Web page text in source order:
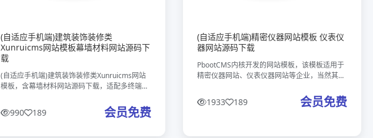
(自适应手机端)建筑装饰装修类
Xunruicms网站模板幕墙材料网站源码下
载
(自适应手机端)建筑装饰装修类Xunruicms网站
模板，含幕墙材料网站源码下载，适配多终端浏
业展示产品与服务，快速搭建覆盖PC与移动端的
专业线上平台。
990 189 会员免费
(自适应手机端)精密仪器网站模板 仪表仪
器网站源码下载
PbootCMS内核开发的网站模板，该模板适用于
精密仪器网站、仪表仪器网站等企业，当然其他
的即可；自适应手机端，同一个后台，数据即时
同步，简单适用！附带测试数
1933 189 会员免费